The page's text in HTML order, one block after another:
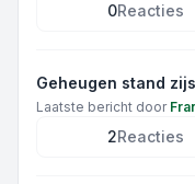
0Reacties
Geheugen stand
Laatste bericht door
2Reacties